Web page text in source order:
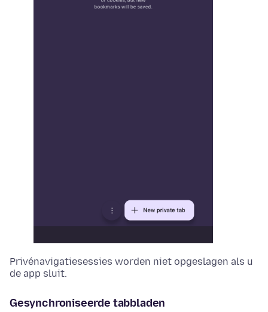
Privénavigatiesessies worden niet opgeslagen als u
de app sluit.
Gesynchroniseerde tabbladen